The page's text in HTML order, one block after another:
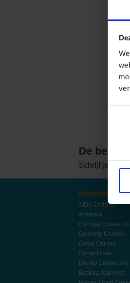
De beste
Schrijf je in &
Rederijen
AIDA Cruises
Azamara
Carnival Cruise
Celebrity Cruises
Costa Cruises
Cunard Line
Disney Cruise Line
Explora Journeys